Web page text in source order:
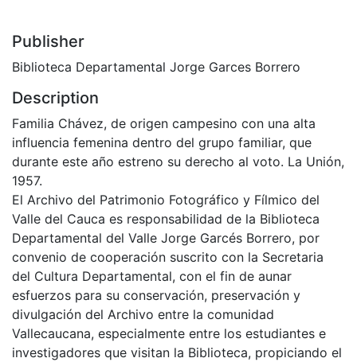
Publisher
Biblioteca Departamental Jorge Garces Borrero
Description
Familia Chávez, de origen campesino con una alta
influencia femenina dentro del grupo familiar, que
durante este año estreno su derecho al voto. La Unión,
1957.
El Archivo del Patrimonio Fotográfico y Fílmico del
Valle del Cauca es responsabilidad de la Biblioteca
Departamental del Valle Jorge Garcés Borrero, por
convenio de cooperación suscrito con la Secretaria
del Cultura Departamental, con el fin de aunar
esfuerzos para su conservación, preservación y
divulgación del Archivo entre la comunidad
Vallecaucana, especialmente entre los estudiantes e
investigadores que visitan la Biblioteca, propiciando el